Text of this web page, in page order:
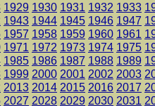
1929 1930 1931 1932 1933
1943 1944 1945 1946 1947
1957 1958 1959 1960 1961
1971 1972 1973 1974 1975
1985 1986 1987 1988 1989
1999 2000 2001 2002 2003
2013 2014 2015 2016 2017
2027 2028 2029 2030 2031